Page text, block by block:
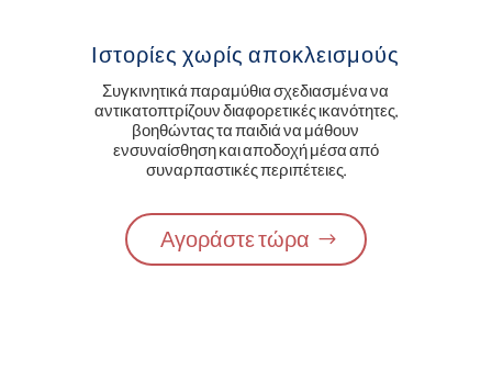
Ιστορίες χωρίς αποκλεισμούς
Συγκινητικά παραμύθια σχεδιασμένα να
αντικατοπτρίζουν διαφορετικές ικανότητες,
βοηθώντας τα παιδιά να μάθουν
ενσυναίσθηση και αποδοχή μέσα από
συναρπαστικές περιπέτειες.
Αγοράστε τώρα